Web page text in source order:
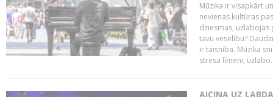
Mūzika ir visapkārt
nevienas kultūras
dziesmas, uzlabojas
tavu veselību?
ir taisnība. Mūzika
stresa līmeni,
AICINA UZ